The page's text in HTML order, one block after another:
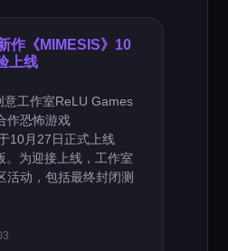
作《MIMESIS》10
上线
意工作室ReLU Games
作恐怖游戏
10月27日正式上线
。为迎接上线，工作室
活动，包括最终封闭测